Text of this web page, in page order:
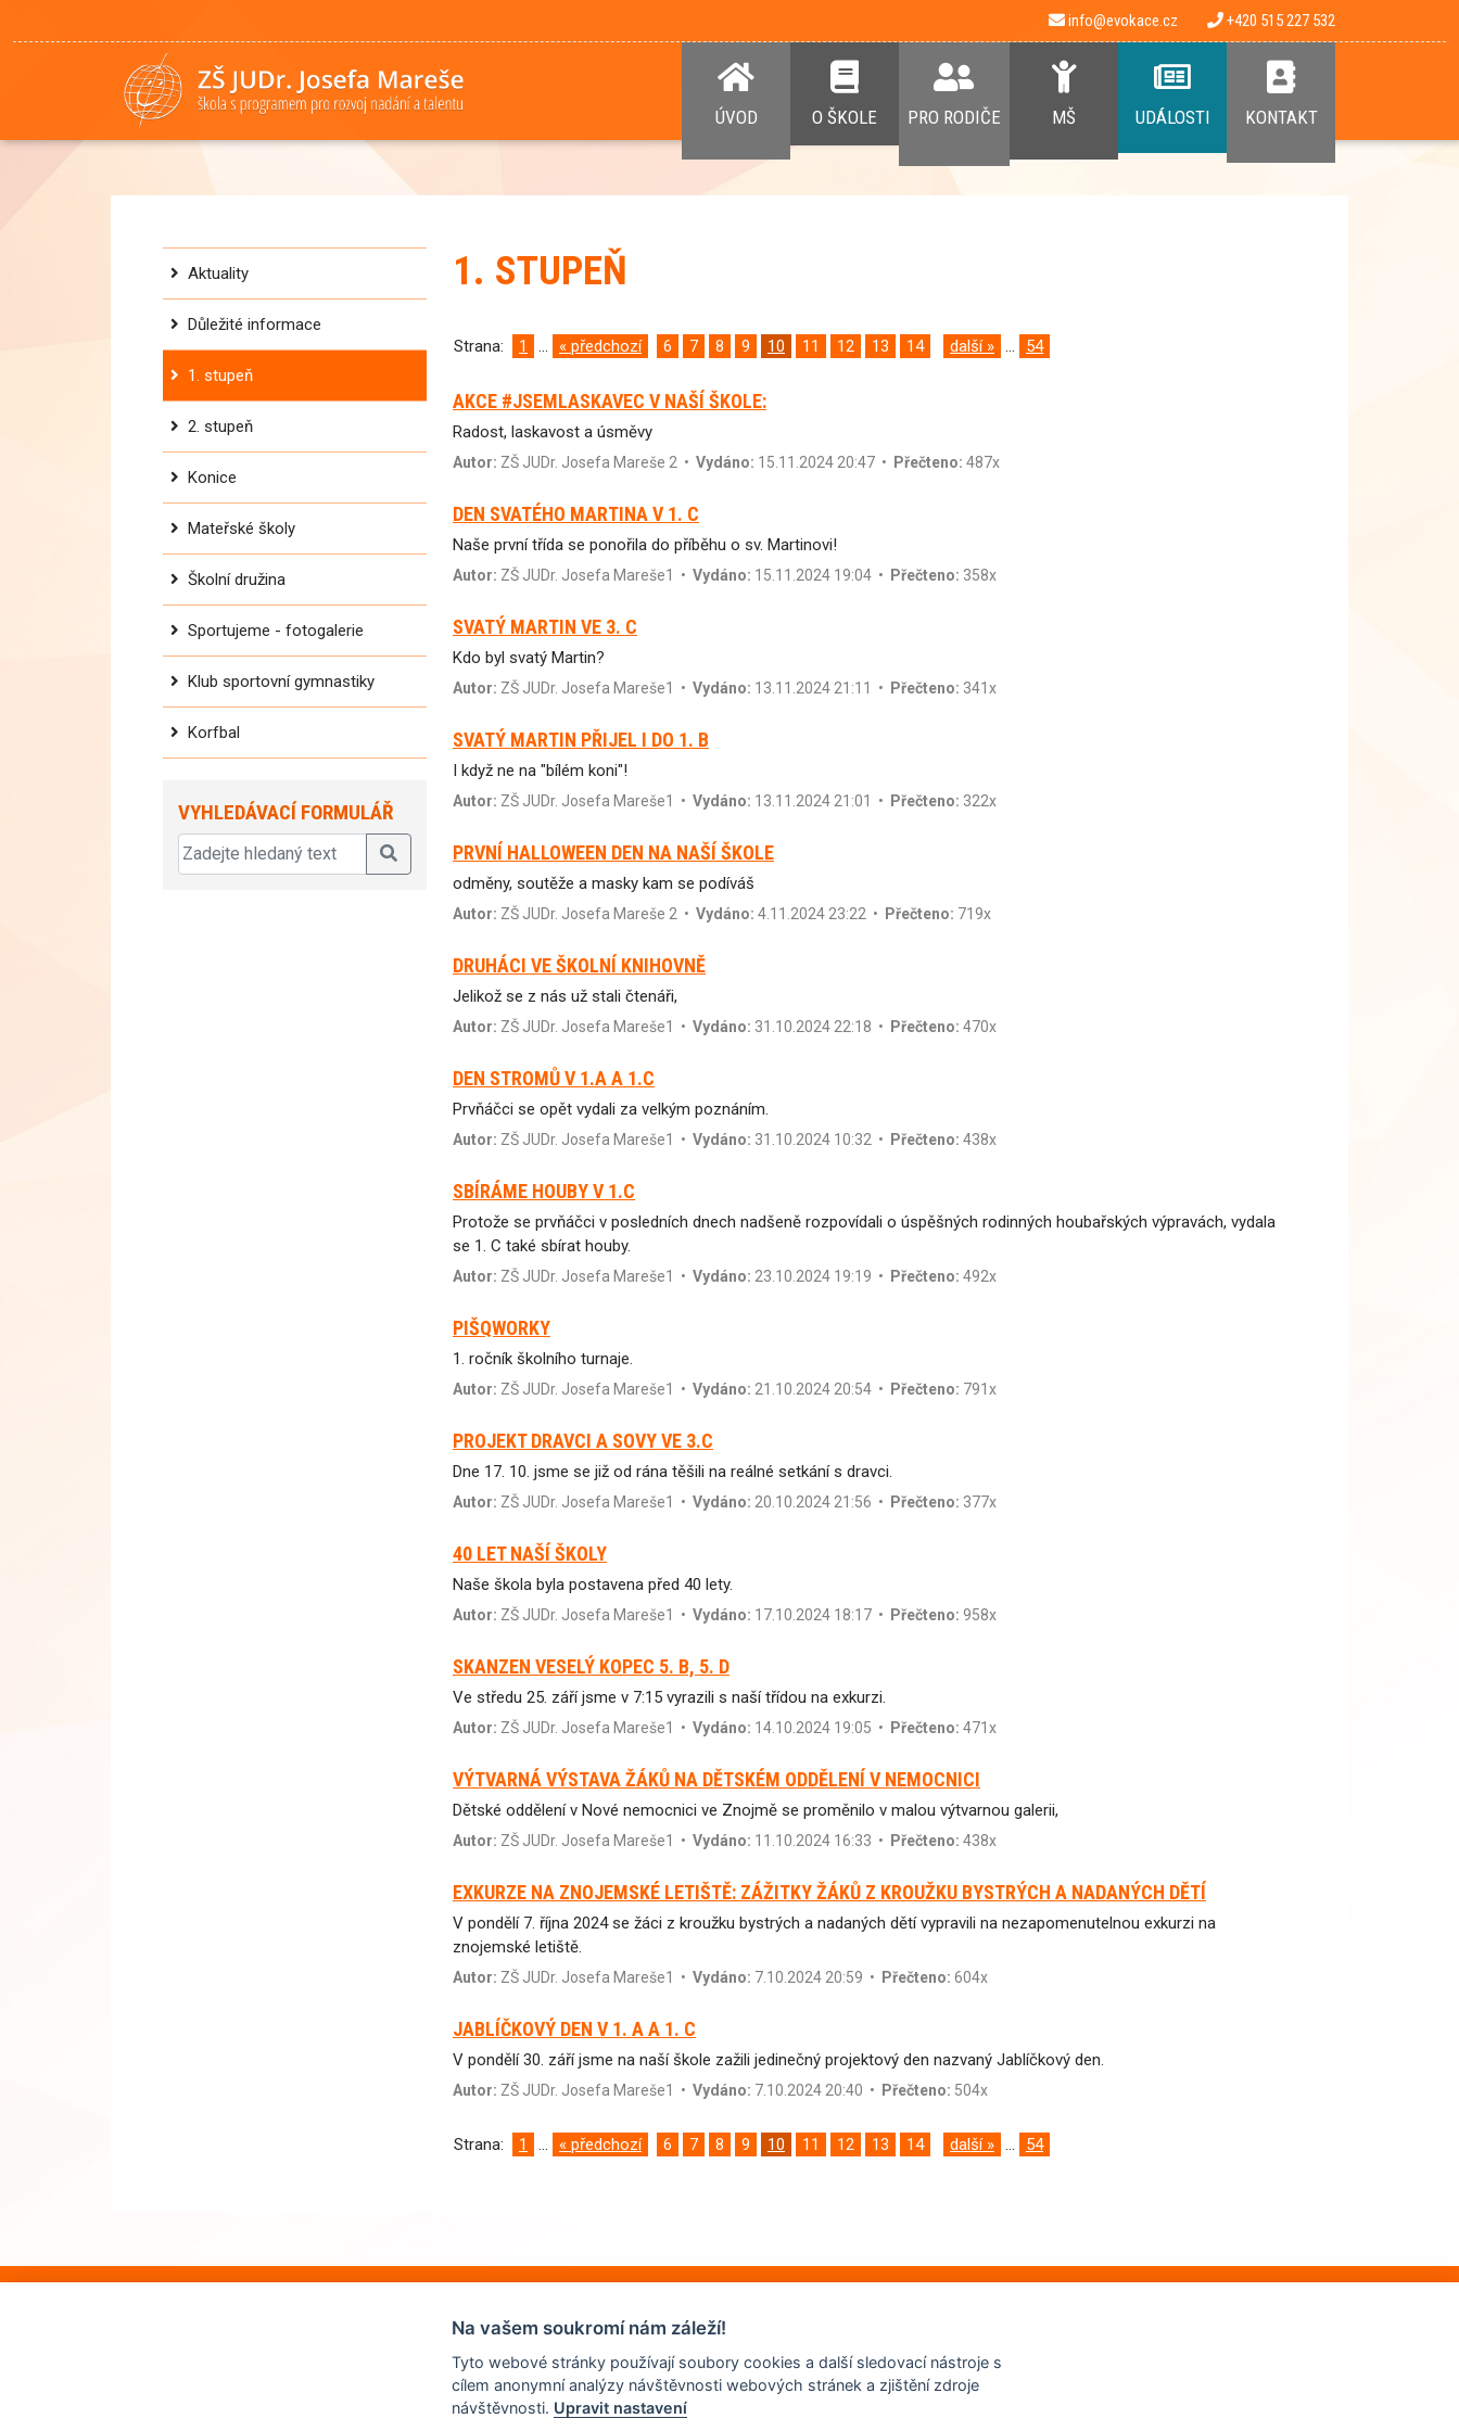
info@evokace.cz +420 515 227 532
ÚVOD O ŠKOLE PRO RODIČE MŠ UDÁLOSTI KONTAKT
Aktuality
Důležité informace
1. stupeň
2. stupeň
Konice
Mateřské školy
Školní družina
Sportujeme - fotogalerie
Klub sportovní gymnastiky
Korfbal
VYHLEDÁVACÍ FORMULÁŘ
1. STUPEŇ
Strana: 1 ... « předchozí 6 7 8 9 10 11 12 13 14 další » ... 54
AKCE #JSEMLASKAVEC V NAŠÍ ŠKOLE:
Radost, laskavost a úsměvy
Autor: ZŠ JUDr. Josefa Mareše 2 • Vydáno: 15.11.2024 20:47 • Přečteno: 487x
DEN SVATÉHO MARTINA V 1. C
Naše první třída se ponořila do příběhu o sv. Martinovi!
Autor: ZŠ JUDr. Josefa Mareše1 • Vydáno: 15.11.2024 19:04 • Přečteno: 358x
SVATÝ MARTIN VE 3. C
Kdo byl svatý Martin?
Autor: ZŠ JUDr. Josefa Mareše1 • Vydáno: 13.11.2024 21:11 • Přečteno: 341x
SVATÝ MARTIN PŘIJEL I DO 1. B
I když ne na "bílém koni"!
Autor: ZŠ JUDr. Josefa Mareše1 • Vydáno: 13.11.2024 21:01 • Přečteno: 322x
PRVNÍ HALLOWEEN DEN NA NAŠÍ ŠKOLE
odměny, soutěže a masky kam se podíváš
Autor: ZŠ JUDr. Josefa Mareše 2 • Vydáno: 4.11.2024 23:22 • Přečteno: 719x
DRUHÁCI VE ŠKOLNÍ KNIHOVNĚ
Jelikož se z nás už stali čtenáři,
Autor: ZŠ JUDr. Josefa Mareše1 • Vydáno: 31.10.2024 22:18 • Přečteno: 470x
DEN STROMŮ V 1.A A 1.C
Prvňáčci se opět vydali za velkým poznáním.
Autor: ZŠ JUDr. Josefa Mareše1 • Vydáno: 31.10.2024 10:32 • Přečteno: 438x
SBÍRÁME HOUBY V 1.C
Protože se prvňáčci v posledních dnech nadšeně rozpovídali o úspěšných rodinných houbařských výpravách, vydala
se 1. C také sbírat houby.
Autor: ZŠ JUDr. Josefa Mareše1 • Vydáno: 23.10.2024 19:19 • Přečteno: 492x
PIŠQWORKY
1. ročník školního turnaje.
Autor: ZŠ JUDr. Josefa Mareše1 • Vydáno: 21.10.2024 20:54 • Přečteno: 791x
PROJEKT DRAVCI A SOVY VE 3.C
Dne 17. 10. jsme se již od rána těšili na reálné setkání s dravci.
Autor: ZŠ JUDr. Josefa Mareše1 • Vydáno: 20.10.2024 21:56 • Přečteno: 377x
40 LET NAŠÍ ŠKOLY
Naše škola byla postavena před 40 lety.
Autor: ZŠ JUDr. Josefa Mareše1 • Vydáno: 17.10.2024 18:17 • Přečteno: 958x
SKANZEN VESELÝ KOPEC 5. B, 5. D
Ve středu 25. září jsme v 7:15 vyrazili s naší třídou na exkurzi.
Autor: ZŠ JUDr. Josefa Mareše1 • Vydáno: 14.10.2024 19:05 • Přečteno: 471x
VÝTVARNÁ VÝSTAVA ŽÁKŮ NA DĚTSKÉM ODDĚLENÍ V NEMOCNICI
Dětské oddělení v Nové nemocnici ve Znojmě se proměnilo v malou výtvarnou galerii,
Autor: ZŠ JUDr. Josefa Mareše1 • Vydáno: 11.10.2024 16:33 • Přečteno: 438x
EXKURZE NA ZNOJEMSKÉ LETIŠTĚ: ZÁŽITKY ŽÁKŮ Z KROUŽKU BYSTRÝCH A NADANÝCH DĚTÍ
V pondělí 7. října 2024 se žáci z kroužku bystrých a nadaných dětí vypravili na nezapomenutelnou exkurzi na
znojemské letiště.
Autor: ZŠ JUDr. Josefa Mareše1 • Vydáno: 7.10.2024 20:59 • Přečteno: 604x
JABLÍČKOVÝ DEN V 1. A A 1. C
V pondělí 30. září jsme na naší škole zažili jedinečný projektový den nazvaný Jablíčkový den.
Autor: ZŠ JUDr. Josefa Mareše1 • Vydáno: 7.10.2024 20:40 • Přečteno: 504x
Strana: 1 ... « předchozí 6 7 8 9 10 11 12 13 14 další » ... 54
Na vašem soukromí nám záleží!
Tyto webové stránky používají soubory cookies a další sledovací nástroje s
cílem anonymní analýzy návštěvnosti webových stránek a zjištění zdroje
návštěvnosti. Upravit nastavení